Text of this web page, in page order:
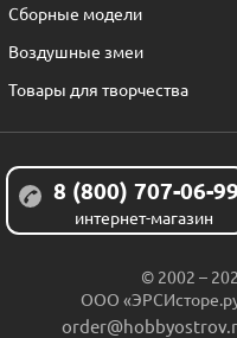
Сборные модели
Воздушные змеи
Товары для творчества
8 (800) 707-06-
интернет-магазин
© 2002 –
ООО